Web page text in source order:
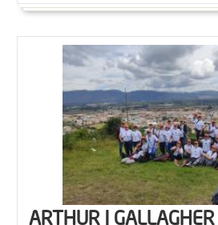
ARTHUR J GALLAGHER